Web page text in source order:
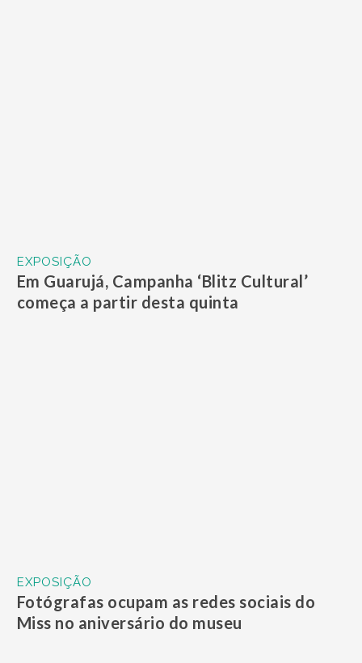
EXPOSIÇÃO
Em Guarujá, Campanha ‘Blitz Cultural’
começa a partir desta quinta
EXPOSIÇÃO
Fotógrafas ocupam as redes sociais do
Miss no aniversário do museu